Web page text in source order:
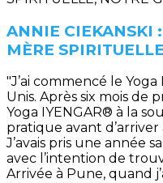
ANNIE CIEKANSKI
MÈRE
"J’ai commencé le
Unis. Après six mois de
Yoga IYENGAR® à la
pratique avant
J’avais pris une année
avec l’intention de
Arrivée à Pune, quand